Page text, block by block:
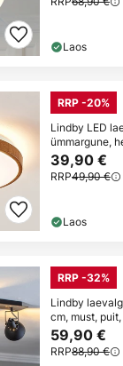
Laos
RRP -20%
Lindby LED
ümmargune,
39,90 €
RRP49,90 €
Laos
RRP -32%
Lindby
cm, must, puit,
59,90 €
RRP88,90 €